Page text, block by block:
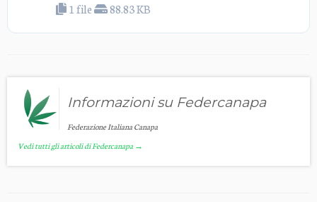
1 file 88.83 KB
Informazioni su Federcanapa
Federazione Italiana Canapa
Vedi tutti gli articoli di Federcanapa →